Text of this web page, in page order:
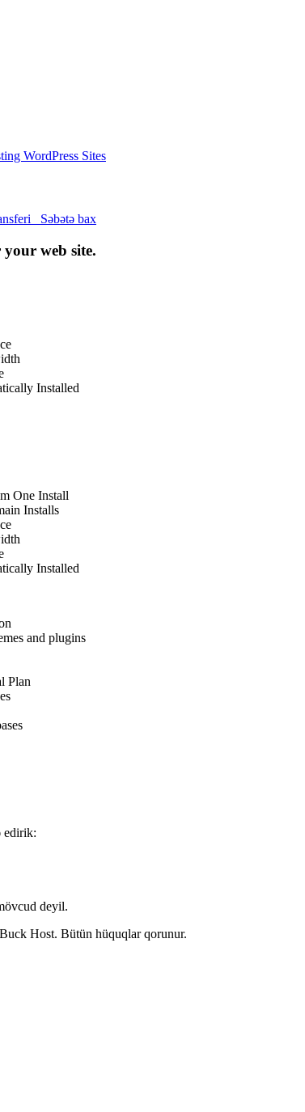
WordPress Sites
Səbətə bax
your web site.
Installed
One Install
Installs
Installed
and plugins
Plan
edirik:
deyil.
Host. Bütün hüquqlar qorunur.